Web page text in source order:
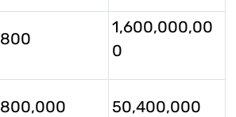
800
1,600,000,00
0
800,000 50,400,000